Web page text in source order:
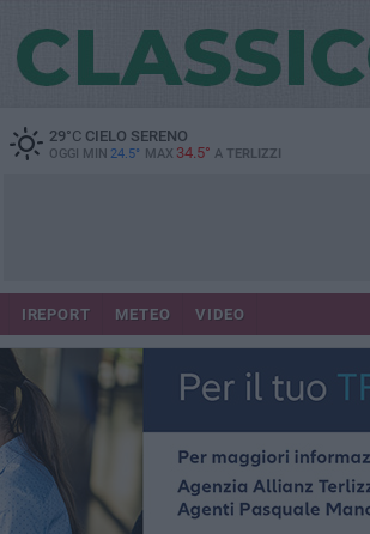
29°CCIELO SERENO
OGGI MIN 24.5° MAX 34.5° A TERLIZZI
IREPORT METEO VIDEO